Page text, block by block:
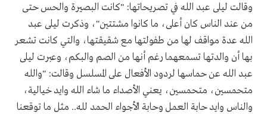
وقالت ليلى عبد الله في تصريحاتها: "كانت البصيرة والحس حتى
من عند الناس كان أعلى، ما كانوا مشتتين"، وذكرت ليلى عبد
الله عدة مواقف لها من طفولتها مع شقيقتها، والتي كانت تشعر
بها أن والدتها تسمعهما رغم أنها من الصم والبكم، وعبرت ليلى
عبد الله عن حماسها لردود الأفعال على المسلسل وقالت: "والله
متحمسين، متحمسين، يعني الأصداء ما شاء الله وايد خيالية،
والناس وايد حابة العمل وحابة الأجواء الحمد لله.. مثل ما توقعنا